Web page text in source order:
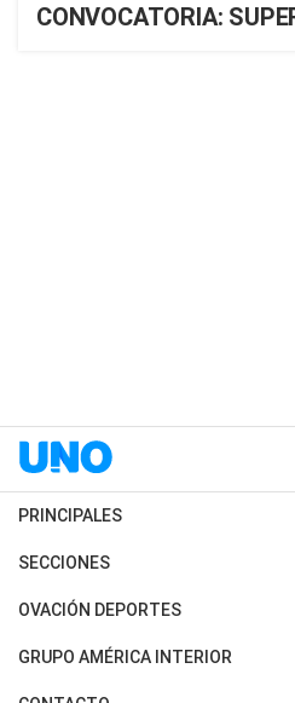
CONVOCATORIA:
PRINCIPALES
Últimas Noticias
Política
SECCIONES
Horóscopo
Motores
OVACIÓN DEPORTES
Fútbol
Mundial
GRUPO AMÉRICA INTERIOR